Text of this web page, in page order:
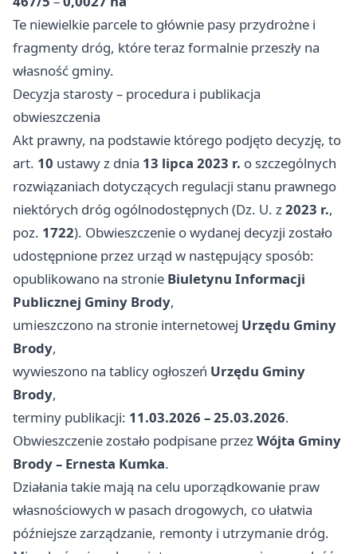
Te niewielkie parcele to głównie pasy przydrożne i
fragmenty dróg, które teraz formalnie przeszły na
własność gminy.
Decyzja starosty – procedura i publikacja
obwieszczenia
Akt prawny, na podstawie którego podjęto decyzję, to
art. 10 ustawy z dnia 13 lipca 2023 r. o szczególnych
rozwiązaniach dotyczących regulacji stanu prawnego
niektórych dróg ogólnodostępnych (Dz. U. z2023 r.,
poz. 1722). Obwieszczenie o wydanej decyzji zostało
udostępnione przez urząd w następujący sposób:
opublikowano na stronie Biuletynu Informacji
Publicznej Gminy Brody,
umieszczono na stronie internetowej Urzędu Gminy
Brody,
wywieszono na tablicy ogłoszeń Urzędu Gminy
Brody,
terminy publikacji: 11.03.2026 – 25.03.2026.
Obwieszczenie zostało podpisane przezWójta Gminy
Brody – Ernesta Kumka.
Działania takie mają na celu uporządkowanie praw
własnościowych w pasach drogowych, co ułatwia
późniejsze zarządzanie, remonty i utrzymanie dróg.